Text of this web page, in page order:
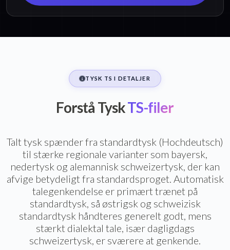
TYSK TS I DETALJER
Forstå TyskTS-filer
Talt tysk spænder fra standardtysk (Hochdeutsch)
til stærke regionale varianter som bayersk,
nedertysk og alemannisk schweizertysk, der kan
afvige betydeligt fra standardsproget. Automatisk
talegenkendelse er primært trænet på
standardtysk, så østrigsk og schweizisk
standardtysk håndteres generelt godt, mens
stærkt dialektal tale, især dagligdags
schweizertysk, er sværere at genkende.